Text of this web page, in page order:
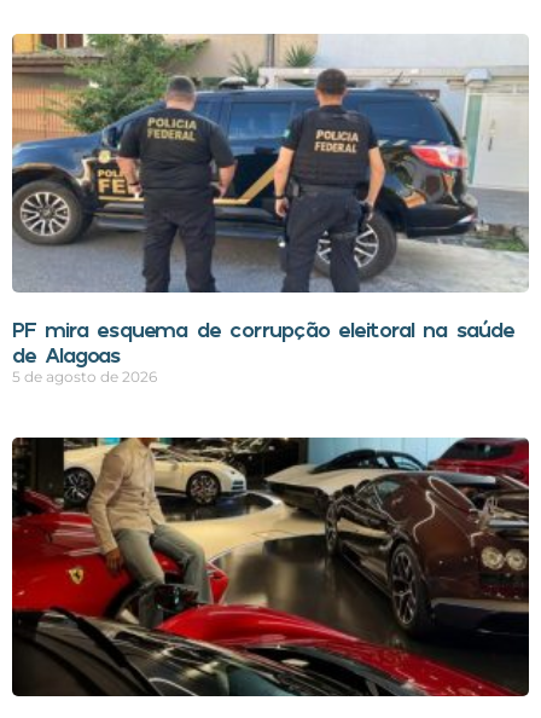
PF mira esquema de corrupção eleitoral na saúde
de Alagoas
5 de agosto de 2026